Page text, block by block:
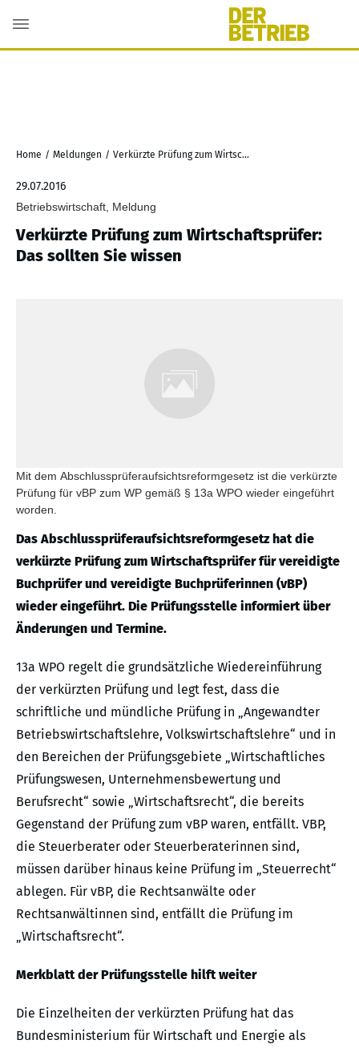
Home / Meldungen / Verkürzte Prüfung zum Wirtschaftsprüfer: Das sollten Sie wissen
29.07.2016
Betriebswirtschaft, Meldung
Verkürzte Prüfung zum Wirtschaftsprüfer:
Das sollten Sie wissen
Mit dem Abschlussprüferaufsichtsreformgesetz ist die verkürzte
Prüfung für vBP zum WP gemäß § 13a WPO wieder eingeführt
worden.
Das Abschlussprüferaufsichtsreformgesetz hat die
verkürzte Prüfung zum Wirtschaftsprüfer für vereidigte
Buchprüfer und vereidigte Buchprüferinnen (vBP)
wieder eingeführt. Die Prüfungsstelle informiert über
Änderungen und Termine.
13a WPO regelt die grundsätzliche Wiedereinführung
der verkürzten Prüfung und legt fest, dass die
schriftliche und mündliche Prüfung in „Angewandter
Betriebswirtschaftslehre, Volkswirtschaftslehre“ und in
den Bereichen der Prüfungsgebiete „Wirtschaftliches
Prüfungswesen, Unternehmensbewertung und
Berufsrecht“ sowie „Wirtschaftsrecht“, die bereits
Gegenstand der Prüfung zum vBP waren, entfällt. VBP,
die Steuerberater oder Steuerberaterinnen sind,
müssen darüber hinaus keine Prüfung im „Steuerrecht“
ablegen. Für vBP, die Rechtsanwälte oder
Rechtsanwältinnen sind, entfällt die Prüfung im
„Wirtschaftsrecht“.
Merkblatt der Prüfungsstelle hilft weiter
Die Einzelheiten der verkürzten Prüfung hat das
Bundesministerium für Wirtschaft und Energie als